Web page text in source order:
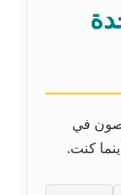
في
كنت.